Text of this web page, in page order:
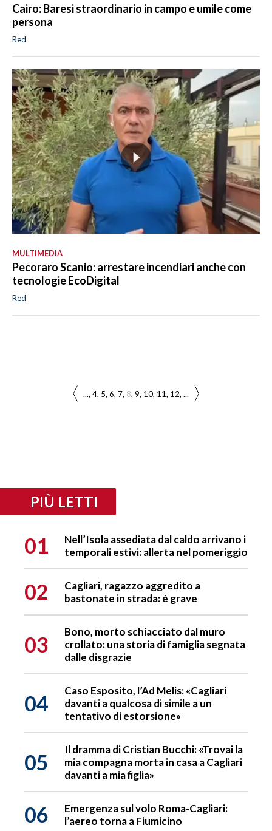
Cairo: Baresi straordinario in campo e umile come
persona
Red
MULTIMEDIA
Pecoraro Scanio: arrestare incendiari anche con
tecnologie EcoDigital
Red
... 4 5 6 7 8 9 10 11 12 ...
PIÙ LETTI
01
Nell’Isola assediata dal caldo arrivano i
temporali estivi: allerta nel pomeriggio
02
Cagliari, ragazzo aggredito a
bastonate in strada: è grave
03
Bono, morto schiacciato dal muro
crollato: una storia di famiglia segnata
dalle disgrazie
04
Caso Esposito, l’Ad Melis: «Cagliari
davanti a qualcosa di simile a un
tentativo di estorsione»
05
Il dramma di Cristian Bucchi: «Trovai la
mia compagna morta in casa a Cagliari
davanti a mia figlia»
06
Emergenza sul volo Roma-Cagliari:
l’aereo torna a Fiumicino